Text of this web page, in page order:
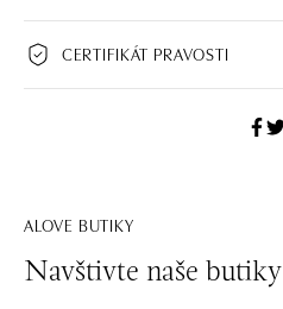
CERTIFIKÁT PRAVOSTI
ALOVE BUTIKY
Navštivte naše butiky